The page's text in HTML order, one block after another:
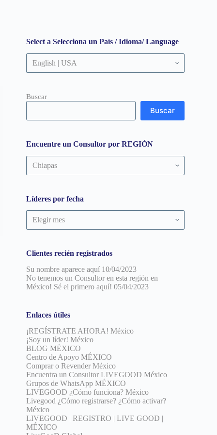
Select a Selecciona un País / Idioma/ Language
Buscar
Buscar
Encuentre un Consultor por REGIÓN
Encuentre
un
Consultor
Líderes por fecha
Líderes
por
fecha
Clientes recién registrados
Su nombre aparece aquí 10/04/2023
No tenemos un Consultor en esta región en
México! Sé el primero aquí! 05/04/2023
Enlaces útiles
¡REGÍSTRATE AHORA! México
¡Soy un líder! México
BLOG MÉXICO
Centro de Apoyo MÉXICO
Comprar o Revender México
Encuentra un Consultor LIVEGOOD México
Grupos de WhatsApp MÉXICO
LIVEGOOD ¿Cómo funciona? México
Livegood ¿Cómo registrarse? ¿Cómo activar?
México
LIVEGOOD | REGISTRO | LIVE GOOD |
MÉXICO